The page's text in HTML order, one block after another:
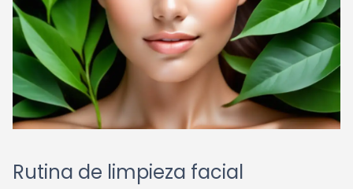
Rutina de limpieza facial